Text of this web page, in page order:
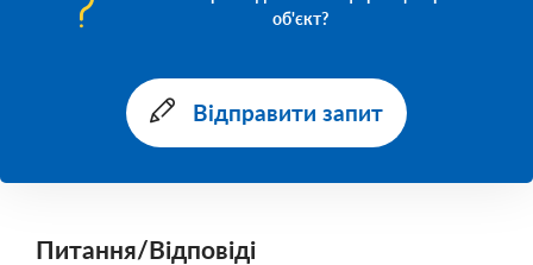
об'єкт?
Відправити запит
Питання/Відповіді